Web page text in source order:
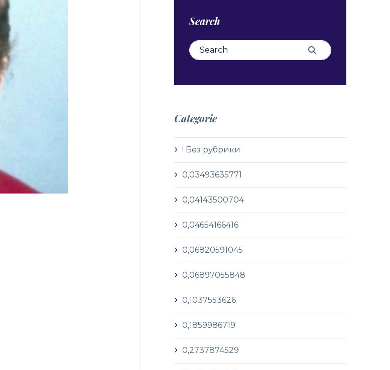
Search
Search for: Search
Categorie
! Без рубрики
0,03493635771
0,04143500704
0,04654166416
0,06820591045
0,06897055848
0,1037553626
0,1859986719
0,2737874529